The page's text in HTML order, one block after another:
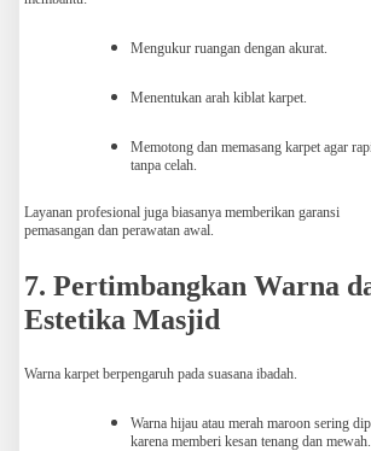
Mengukur ruangan dengan akurat.
Menentukan arah kiblat karpet.
Memotong dan memasang karpet agar
tanpa celah.
Layanan profesional juga biasanya memberikan garansi
pemasangan dan perawatan awal.
7. Pertimbangkan Warna
Estetika Masjid
Warna karpet berpengaruh pada suasana ibadah.
Warna hijau atau merah maroon sering
karena memberi kesan tenang dan mewah.